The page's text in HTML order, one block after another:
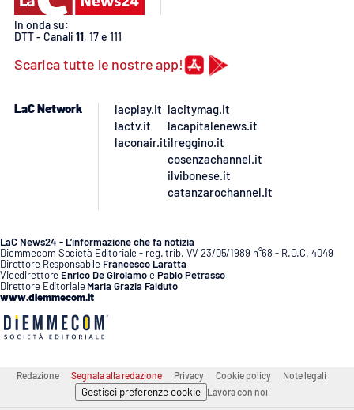
Catanzarochannel.it
In onda su:
DTT - Canali 11, 17 e 111
Scarica tutte le nostre app!
LaC Network
lacplay.it
lactv.it
laconair.it
lacitymag.it
lacapitalenews.it
ilreggino.it
cosenzachannel.it
ilvibonese.it
catanzarochannel.it
LaC News24 - L’informazione che fa notizia
Diemmecom Società Editoriale - reg. trib. VV 23/05/1989 n°68 - R.O.C. 4049
Direttore Responsabile Francesco Laratta
Vicedirettore Enrico De GirolamoePablo Petrasso
Direttore Editoriale Maria Grazia Falduto
www.diemmecom.it
Redazione Segnala alla redazione Privacy Cookie policy Note legali
Gestisci preferenze cookie Lavora con noi